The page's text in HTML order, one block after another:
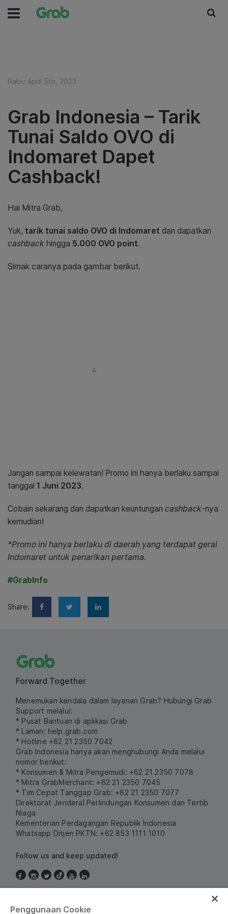
Rabu April 5th, 2023
Grab Indonesia – Tarik
Tunai Saldo OVO di
Indomaret Dapet
Cashback!
Hai Mitra Grab,
Yuk, tarik tunai saldo OVO di Indomaret dan dapatkan
cashback hingga 5.000 OVO point.
Simak caranya pada gambar berikut.
Jangan sampai kelewatan! Promo ini hanya berlaku sampai
tanggal 1 Juni 2023.
Cobain sekarang dan dapatkan keuntungan cashback-nya
kemudian!
*Promo ini hanya berlaku di daerah yang terdapat gerai
Indomaret untuk penarikan pertama.
#GrabInfo
Share:
Forward Together
Menemukan kendala dalam layanan Grab? Hubungi Grab
Support melalui:
* Pusat Bantuan di aplikasi Grab
* Laman: help.grab.com
* Hotline +62 21 2350 7042
Grab Indonesia hanya akan menghubungi Anda melalui
nomor berikut:
* Konsumen & Mitra Pengemudi: +62 21 2350 7078
* Mitra GrabMerchant: +62 21 2350 7045
* Tim Cepat Tanggap Grab: +62 21 2350 7077
Direktorat Jenderal Perlindungan Konsumen dan Tertib
Niaga
Kementerian Perdagangan Republik Indonesia
Whatsapp Ditjen PKTN: +62 853 1111 1010
Follow us and keep updated!
Penggunaan Cookie